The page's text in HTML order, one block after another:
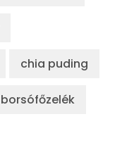
chia puding
borsófőzelék